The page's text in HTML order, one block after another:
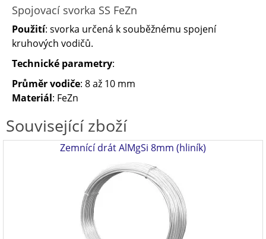
Spojovací svorka SS FeZn
Použití: svorka určená k souběžnému spojení
kruhových vodičů.
Technické parametry:
Průměr vodiče: 8 až 10 mm
Materiál: FeZn
Související zboží
Zemnící drát AlMgSi 8mm (hliník)